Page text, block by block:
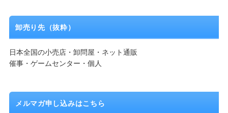
卸売り先（抜粋）
日本全国の小売店・卸問屋・ネット通販
催事・ゲームセンター・個人
メルマガ申し込みはこちら